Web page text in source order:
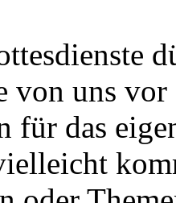
von uns
für das